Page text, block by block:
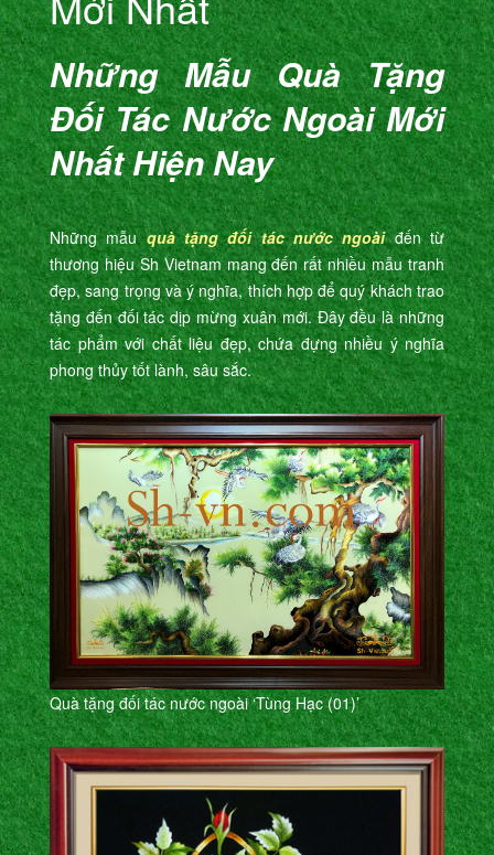
Những Mẫu Quà Tặng
Đối Tác Nước Ngoài Mới
NhấtHiện Nay
Những mẫuquà tặng đối tác nước ngoàiđến từ
thương hiệu Sh Vietnam mang đến rất nhiều mẫu tranh
đẹp, sang trọng và ý nghĩa, thích hợp để quý khách trao
tặng đến đối tác dịp mừng xuân mới. Đây đều là những
tác phẩm với chất liệu đẹp, chứa đựng nhiều ý nghĩa
phong thủy tốt lành, sâu sắc.
Quà tặng đối tác nước ngoài ‘Tùng Hạc (01)’